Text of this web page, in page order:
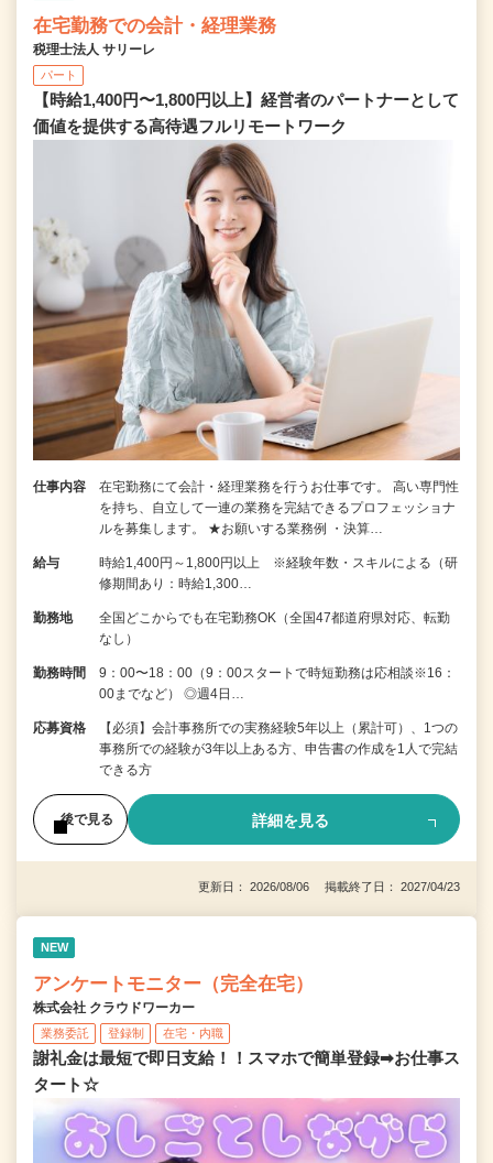
在宅勤務での会計・経理業務
税理士法人 サリーレ
パート
【時給1,400円〜1,800円以上】経営者のパートナーとして
価値を提供する⾼待遇フルリモートワーク
仕事内容
在宅勤務にて会計・経理業務を行うお仕事です。 高い専門性
を持ち、自立して一連の業務を完結できるプロフェッショナ
ルを募集します。 ★お願いする業務例 ・決算…
給与
時給1,400円～1,800円以上 ※経験年数・スキルによる（研
修期間あり：時給1,300…
勤務地
全国どこからでも在宅勤務OK（全国47都道府県対応、転勤
なし）
勤務時間
9：00〜18：00（9：00スタートで時短勤務は応相談※16：
00までなど） ◎週4日…
応募資格
【必須】会計事務所での実務経験5年以上（累計可）、1つの
事務所での経験が3年以上ある方、申告書の作成を1人で完結
できる方
後で見る 詳細を見る
更新日： 2026/08/06 掲載終了日： 2027/04/23
NEW
アンケートモニター（完全在宅）
株式会社 クラウドワーカー
業務委託 登録制 在宅・内職
謝礼金は最短で即日支給！！スマホで簡単登録➡お仕事ス
タート☆